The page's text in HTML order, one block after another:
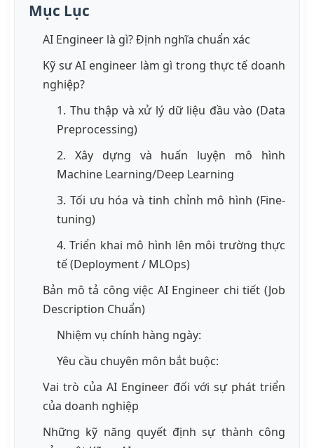
Mục Lục
AI Engineer là gì? Định nghĩa chuẩn xác
Kỹ sư AI engineer làm gì trong thực tế doanh
nghiệp?
1. Thu thập và xử lý dữ liệu đầu vào (Data
Preprocessing)
2. Xây dựng và huấn luyện mô hình
Machine Learning/Deep Learning
3. Tối ưu hóa và tinh chỉnh mô hình (Fine-
tuning)
4. Triển khai mô hình lên môi trường thực
tế (Deployment / MLOps)
Bản mô tả công việc AI Engineer chi tiết (Job
Description Chuẩn)
Nhiệm vụ chính hàng ngày:
Yêu cầu chuyên môn bắt buộc:
Vai trò của AI Engineer đối với sự phát triển
của doanh nghiệp
Những kỹ năng quyết định sự thành công